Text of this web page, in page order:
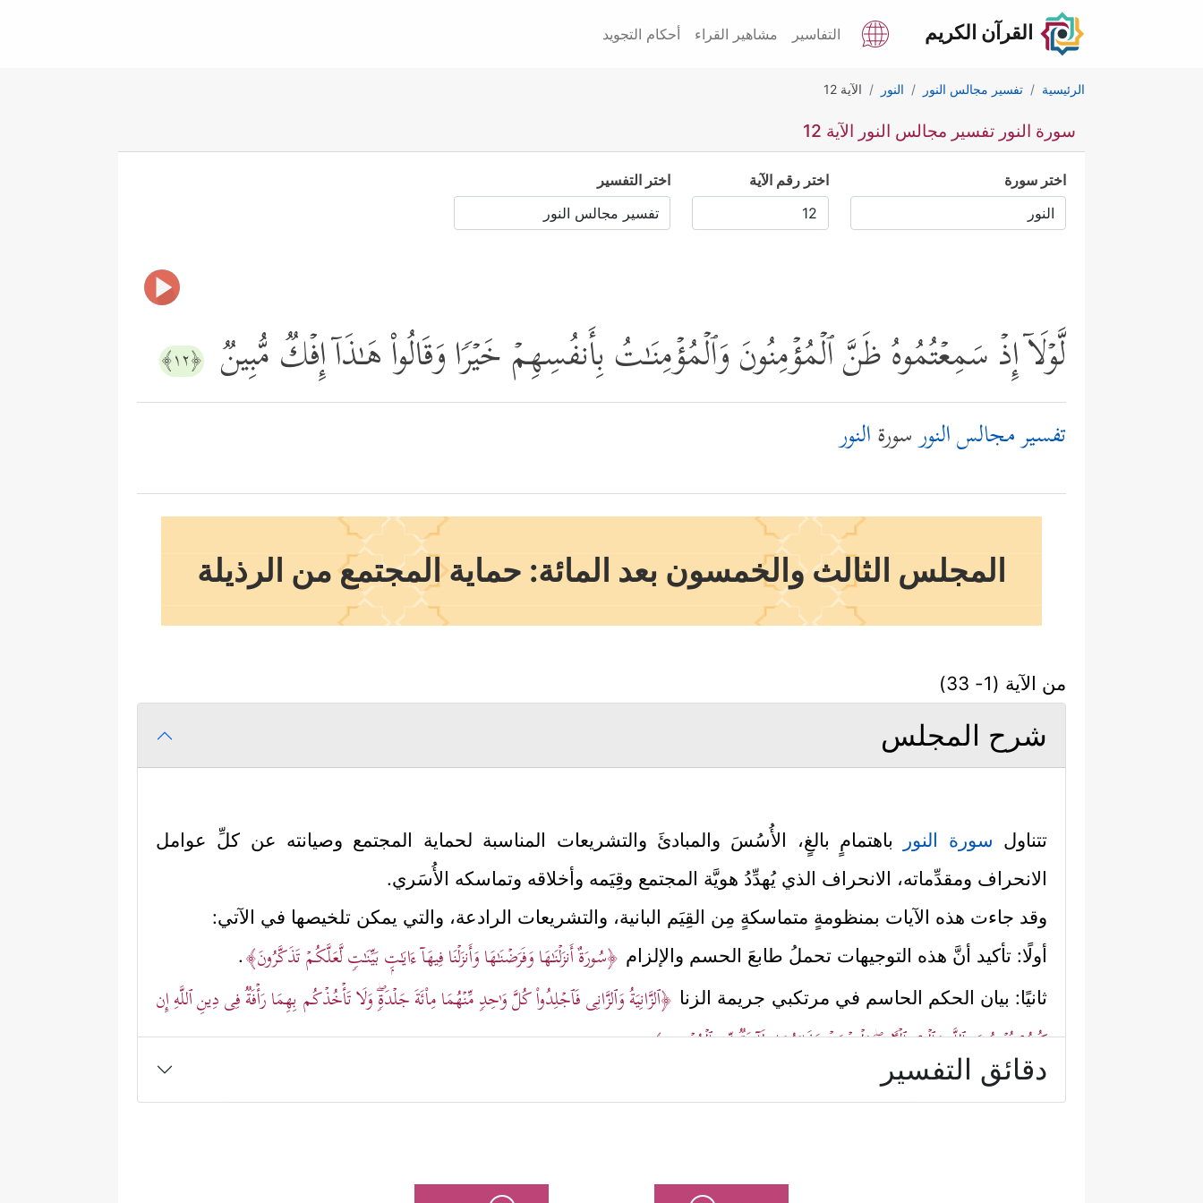
القرآن الكريم التفاسير مشاهير القراء أحكام التجويد
الرئيسية تفسير مجالس النور النور الآية 12
سورة النور تفسير مجالس النور الآية 12
اختر سورة اختر رقم الآية اختر التفسير
لَّوۡلَاۤ إِذۡ سَمِعۡتُمُوهُ ظَنَّ ٱلۡمُؤۡمِنُونَ وَٱلۡمُؤۡمِنَـٰتُ بِأَنفُسِهِمۡ خَیۡرࣰا وَقَالُواْ هَـٰذَاۤ إِفۡكࣱ مُّبِینࣱ ﴿١٢﴾
تفسير مجالس النورسورةالنور
المجلس الثالث والخمسون بعد المائة: حماية المجتمع من الرذيلة
من الآية (1- 33)
شرح المجلس
تتناول سورة النور
باهتمامٍ بالغٍ، الأُسُسَ والمبادئَ والتشريعات المناسبة لحماية المجتمع وصيانته عن كلِّ عوامل
الانحراف ومقدِّماته، الانحراف الذي يُهدِّدُ هويَّة المجتمع وقِيَمه وأخلاقه وتماسكه الأُسَري.
وقد جاءت هذه الآيات بمنظومةٍ متماسكةٍ مِن القِيَم البانية، والتشريعات الرادعة، والتي يمكن تلخيصها في الآتي:
أولًا: تأكيد أنَّ هذه التوجيهات تحملُ طابعَ الحسم والإلزام ﴿سُورَةٌ أَنزَلۡنَـٰهَا وَفَرَضۡنَـٰهَا وَأَنزَلۡنَا فِیهَاۤ ءَایَـٰتِۭ بَیِّنَـٰتࣲ لَّعَلَّكُمۡ تَذَكَّرُونَ﴾ .
ثانيًا: بيان الحكم الحاسم في مرتكبي جريمة الزنا ﴿ٱلزَّانِیَةُ وَٱلزَّانِی فَٱجۡلِدُواْ كُلَّ وَ ٰ⁠حِدࣲ مِّنۡهُمَا مِاْئَةَ جَلۡدَةࣲۖ وَلَا تَأۡخُذۡكُم بِهِمَا رَأۡفَةࣱ فِی دِینِ ٱللَّهِ إِن
كُنتُمۡ تُؤۡمِنُونَ بِٱللَّهِ وَٱلۡیَوۡمِ ٱلۡـَٔاخِرِۖ وَلۡیَشۡهَدۡ عَذَابَهُمَا طَاۤىِٕفَةࣱ مِّنَ ٱلۡمُؤۡمِنِینَ﴾.
ثالثًا: بيان الحكم الحاسم في مُروِّجي الأخبار والاتهامات الباطلة بحقِّ الأبرياء دون بيِّنة كافية
دقائق التفسير